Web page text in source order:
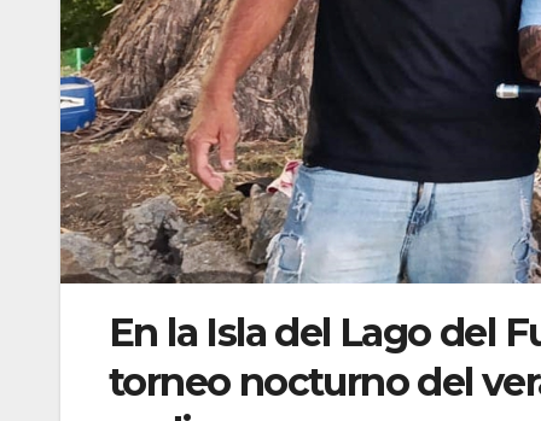
En la Isla del Lago del
torneo nocturno del